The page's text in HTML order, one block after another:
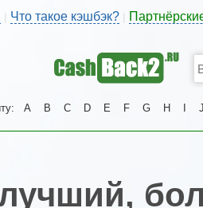
| Что такое кэшбэк?
A B C D E F G H